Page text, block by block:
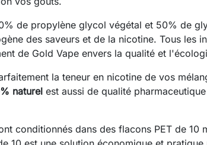
de propylène glycol végétal et 50% de
des saveurs et de la nicotine. Tous les
de Gold Vape envers la qualité et
la teneur en nicotine de vos
naturel est aussi de qualité
conditionnés dans des flacons PET de 10